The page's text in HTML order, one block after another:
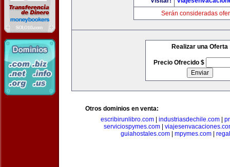
Serán consideradas
Realizar una Oferta
Precio Ofrecido $
Otros dominios en venta:
escribirunlibro.com| industriasdechile.com|
serviciospymes.com
guiahostales.com
mpymes.com